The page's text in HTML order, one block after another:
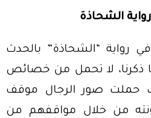
الشحاذة
رواية “الشحاذة” بالحدث
ذكرنا، لا تحمل من خصائص
حملت صور الرجال موقف
من خلال مواقفهم من